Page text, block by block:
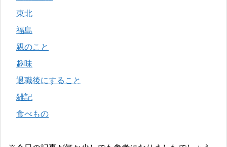
東北
福島
親のこと
趣味
退職後にすること
雑記
食べもの